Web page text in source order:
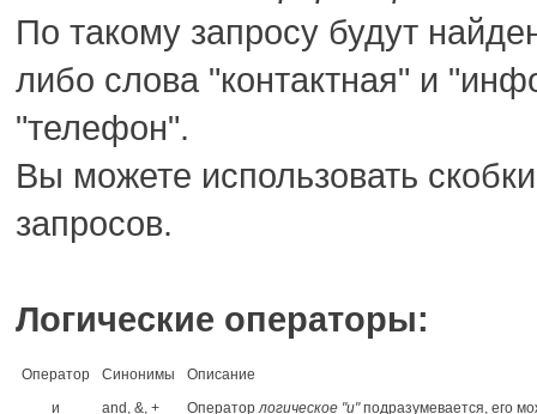
По такому запросу будут
либо слова "контактная" и
"телефон".
Вы можете использовать
запросов.
Логические операторы:
Оператор Синонимы
Описание
и
and, &, + Операторлогическое "и"подразумевается, его